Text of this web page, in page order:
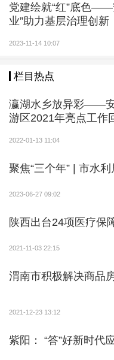
用15个工作日内结清
（5天审核、3天审批
前20天。
党建绘就“红”底色——
业”助力基层治理创新
2023-11-14 10:07
栏目热点
瀛湖水乡放异彩——
游区2021年亮点工作
2022-01-13 11:04
聚焦“三个年” | 市水
2023-06-27 09:02
陕西出台24项医疗保
2021-11-03 22:15
渭南市积极解决商品
2021-12-23 13:12
紫阳： “答”好新时代